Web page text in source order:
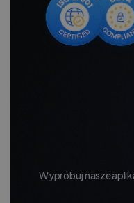
Wypróbuj nasze